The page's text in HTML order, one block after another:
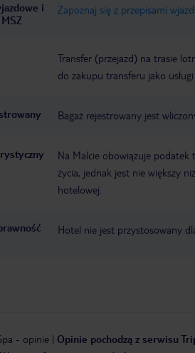
i
Zapoznaj się z przepisami
Transfer (przejazd) na trasie
do zakupu transferu jako
Bagaż rejestrowany jest
Na Malcie obowiązuje
życia, jednak jest nie większy
hotelowej.
Hotel nie jest przystosowany
- opinie | Opinie pochodzą z serwisu